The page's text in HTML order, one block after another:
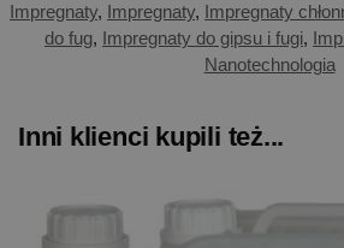
Impregnaty, Impregnaty, Impregnaty
do fug, Impregnaty do gipsu i fugi,
Nanotechnologia
Inni klienci kupili też...